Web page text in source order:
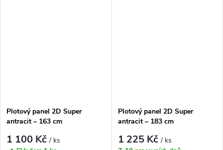
Plotový panel 2D Super
antracit – 163 cm
1 100 Kč/ ks
Plotový panel 2D Super
antracit – 183 cm
1 225 Kč/ ks